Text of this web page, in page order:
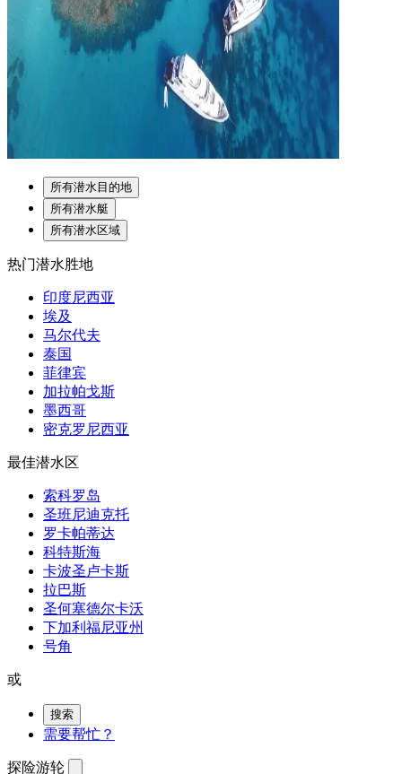
所有潜水目的地
所有潜水艇
所有潜水区域
热门潜水胜地
印度尼西亚
埃及
马尔代夫
泰国
菲律宾
加拉帕戈斯
墨西哥
密克罗尼西亚
最佳潜水区
索科罗岛
圣班尼迪克托
罗卡帕蒂达
科特斯海
卡波圣卢卡斯
拉巴斯
圣何塞德尔卡沃
下加利福尼亚州
号角
或
搜索
需要帮忙？
探险游轮